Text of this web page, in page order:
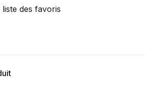
des favoris